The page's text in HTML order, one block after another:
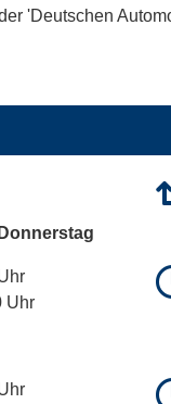
'Deutschen
Uhr